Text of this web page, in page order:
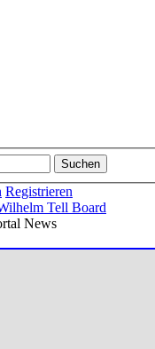
Registrieren
Tell Board
News